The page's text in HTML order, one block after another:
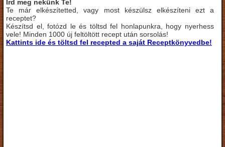
Írd meg nekünk Te!
Te már elkészítetted, vagy most készülsz elkészíteni ezt a
receptet?
Készítsd el, fotózd le és töltsd fel honlapunkra, hogy nyerhess
vele! Minden 1000 új feltöltött recept után sorsolás!
Kattints ide és töltsd fel recepted a saját Receptkönyvedbe!